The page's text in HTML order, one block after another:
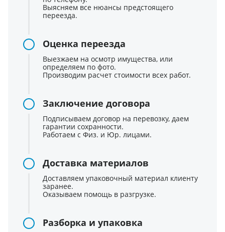
Выясняем все нюансы предстоящего
переезда.
Оценка переезда
Выезжаем на осмотр имущества, или
определяем по фото.
Производим расчет стоимости всех работ.
Заключение договора
Подписываем договор на перевозку, даем
гарантии сохранности.
Работаем с Физ. и Юр. лицами.
Доставка материалов
Доставляем упаковочный материал клиенту
заранее.
Оказываем помощь в разгрузке.
Разборка и упаковка